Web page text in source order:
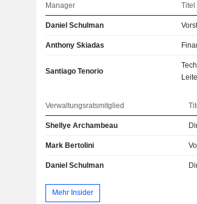
Manager Titel
Daniel Schulman
Anthony Skiadas
Santiago Tenorio
Verwaltungsratsmitglied
Shellye Archambeau
Mark Bertolini
Daniel Schulman
Mehr Insider